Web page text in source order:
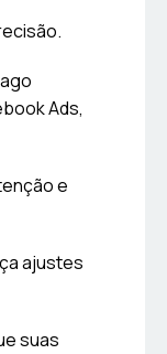
Ads,
e
ajustes
suas